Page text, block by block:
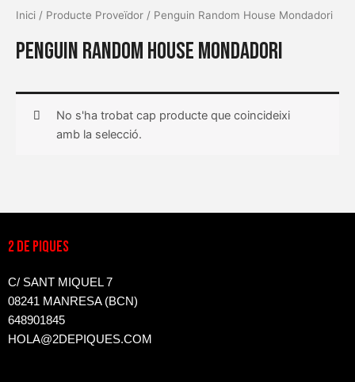
Inici / Producte Proveïdor / Penguin Random House Mondadori
Penguin Random House Mondadori
No s'ha trobat cap producte que coincideixi
amb la selecció.
2 DE PIQUES
C/ SANT MIQUEL 7
08241 MANRESA (BCN)
648901845
HOLA@2DEPIQUES.COM